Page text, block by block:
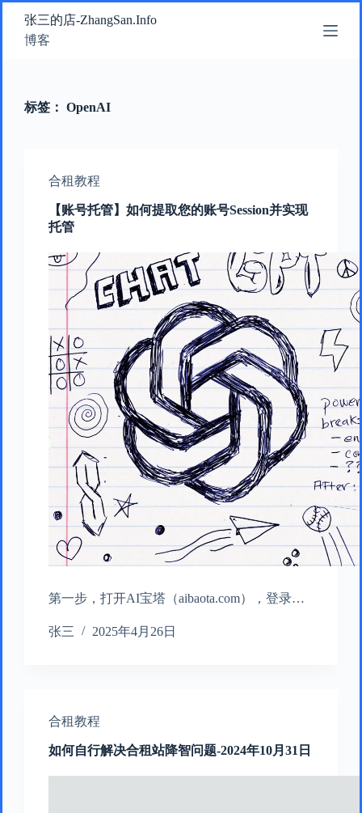
跳
过
内
张三的店-ZhangSan.Info
博客
标签： OpenAI
合租教程
【账号托管】如何提取您的账号Session并实现
托管
第一步，打开AI宝塔（aibaota.com），登录…
张三 2025年4月26日
合租教程
如何自行解决合租站降智问题-2024年10月31日